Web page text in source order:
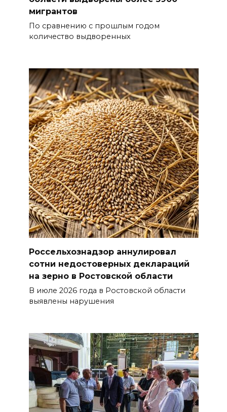
мигрантов
По сравнению с прошлым годом
количество выдворенных
Россельхознадзор аннулировал
сотни недостоверных деклараций
на зерно в Ростовской области
В июле 2026 года в Ростовской области
выявлены нарушения